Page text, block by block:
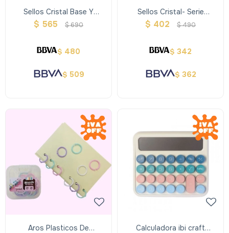
Sellos Cristal Base Y
Almohadilla Party- Ibi Craft
$ 565 $690
$ 480
$ 509
Sellos Cristal- Serie
Alfanumerica
$ 402 $490
$ 342
$ 362
Aros Plasticos De
Calculadora ibi craft